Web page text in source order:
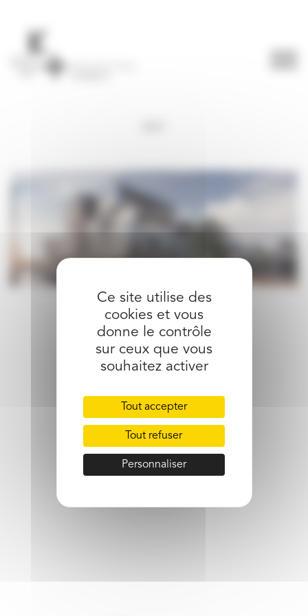
partager l’article
Ce site utilise des
cookies et vous
donne le contrôle
sur ceux que vous
souhaitez activer
Tout accepter
Tout refuser
Personnaliser